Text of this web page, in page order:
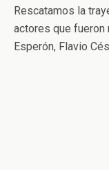
Rescatamos la
actores que fueron
Esperón, Flavio